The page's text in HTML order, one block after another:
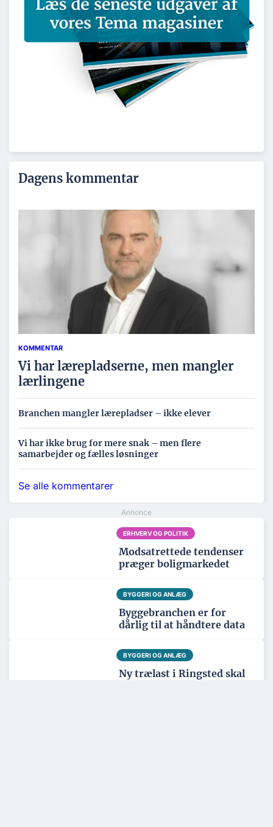
Dagens kommentar
KOMMENTAR
Vi har lærepladserne, men mangler
lærlingene
Branchen mangler lærepladser – ikke elever
Vi har ikke brug for mere snak – men flere
samarbejder og fælles løsninger
Se alle kommentarer
ERHVERV OG POLITIK
Modsatrettede tendenser
præger boligmarkedet
BYGGERI OG ANLÆG
Byggebranchen er for
dårlig til at håndtere data
BYGGERI OG ANLÆG
Ny trælast i Ringsted skal